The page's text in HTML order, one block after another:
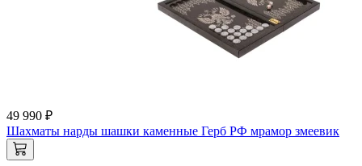
49 990 ₽
Шахматы нарды шашки каменные Герб РФ мрамор змеевик